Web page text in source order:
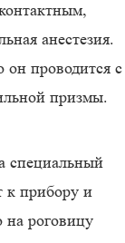
анестезия.
он проводится с
призмы.
специальный
к прибору и
на роговицу